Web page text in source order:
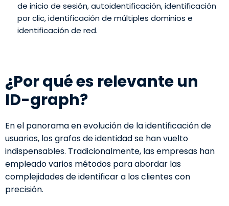
de inicio de sesión, autoidentificación, identificación
por clic, identificación de múltiples dominios e
identificación de red.
¿Por qué es relevante un
ID-graph?
En el panorama en evolución de la identificación de
usuarios, los grafos de identidad se han vuelto
indispensables. Tradicionalmente, las empresas han
empleado varios métodos para abordar las
complejidades de identificar a los clientes con
precisión.